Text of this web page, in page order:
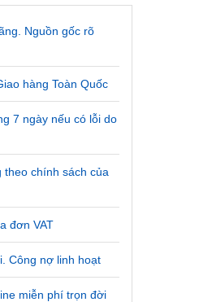
Nguồn gốc rõ
hàng Toàn Quốc
7 ngày nếu có lỗi do
theo chính sách của
đơn VAT
Công nợ linh hoạt
miễn phí trọn đời